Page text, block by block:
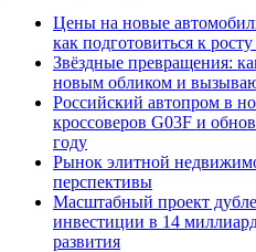
Цены на новые
как подготовиться к росту
Звёздные превращения:
новым обликом и
Российский автопром в
кроссоверов G03F и
году
Рынок элитной
перспективы
Масштабный проект
инвестиции в 14
развития